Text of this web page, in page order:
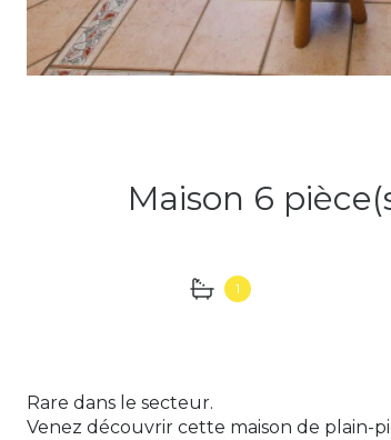
1
Rare dans le secteur.
Venez découvrir cette maison de plain-